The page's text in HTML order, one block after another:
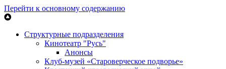
Перейти к основному содержанию
Структурные подразделения
Кинотеатр "Русь"
Анонсы
Клуб-музей «Староверческое подворье»